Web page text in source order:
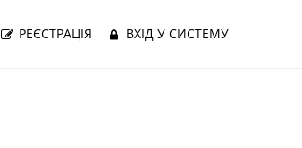
РЕЄСТРАЦІЯ ВХІД У СИСТЕМУ